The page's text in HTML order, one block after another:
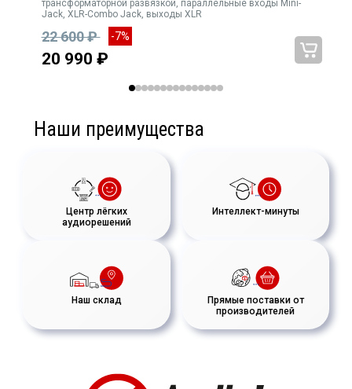
Внутренний импульсный источник питания (100–240 В~) для
бесшумного звука и низкого энергопотребления.
трансформаторной развязкой, параллельные входы Mini-
Jack, XLR-Combo Jack, выходы XLR
22 600 ₽ -7%
20 990 ₽
Наши преимущества
Центр лёгких
аудиорешений
Интеллект-минуты
Наш склад
Прямые поставки от
производителей